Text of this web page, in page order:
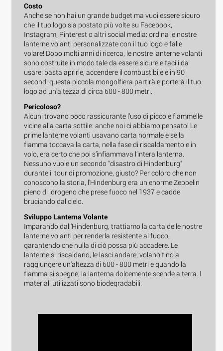
Costo
Anche se non hai un grande budget ma vuoi essere sicuro
che il tuo logo sia postato più volte su Facebook,
Instagram, Pinterest o altri social media: ordina le nostre
lanterne volanti personalizzate con il tuo logo e falle
volare! Dopo molti anni di ricerca, le nostre lanterne volanti
sono costruite in modo tale da essere sicure e facili da
usare: basta aprirle, accendere il combustibile e in 90
secondi questa piccola mongolfiera partirà e porterà il tuo
logo ad un'altezza di circa 600 - 800 metri.
Pericoloso?
Alcuni trovano poco rassicurante l’uso di piccole fiammelle
vicine alla carta sottile: anche noi ci abbiamo pensato! Le
prime lanterne volanti usavano carta normale e se la
fiamma toccava la carta, nella fase di riscaldamento e in
volo, era certo che poi s’infiammava l’intera lanterna.
Nessuno vuole un secondo "disastro di Hindenburg"
durante il tour di promozione, giusto? Per coloro che non
conoscono la storia, l'Hindenburg era un enorme Zeppelin
pieno di idrogeno che prese fuoco nel 1937 e cadde
bruciando dal cielo.
Sviluppo Lanterna Volante
Imparando dall'Hindenburg, trattiamo la carta delle nostre
lanterne volanti per renderla resistente al fuoco,
garantendo che nulla di ciò possa più accadere. Le
lanterne si riscaldano, le lasci andare, volano fino a
raggiungere un'altezza di 600 - 800 metri e quando la
fiamma si spegne, la lanterna dolcemente scende a terra. I
materiali utilizzati sono biodegradabili.